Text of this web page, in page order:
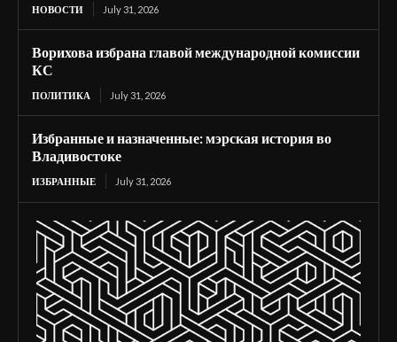
НОВОСТИ July 31, 2026
Ворихова избрана главой международной комиссии
КС
ПОЛИТИКА July 31, 2026
Избранные и назначенные: мэрская история во
Владивостоке
ИЗБРАННЫЕ July 31, 2026